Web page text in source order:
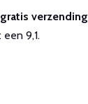
verzending
9,1.